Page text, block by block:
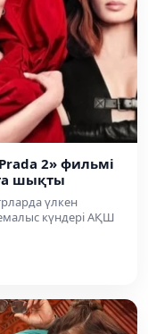
2» фильмі
шықты
үлкен
күндері АҚШ